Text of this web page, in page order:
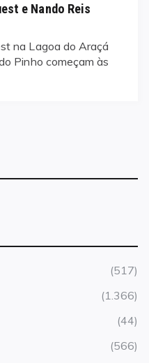
e Nando Reis
na Lagoa do Araçá
Pinho começam às
(517)
(1.366)
(44)
(566)